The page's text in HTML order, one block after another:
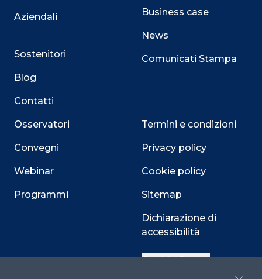
Aziendali
Sostenitori
Blog
Contatti
Osservatori
Convegni
Webinar
Programmi
Business case
News
Comunicati Stampa
Termini e condizioni
Privacy policy
Cookie policy
Sitemap
Dichiarazione di
accessibilità
Cookie Center